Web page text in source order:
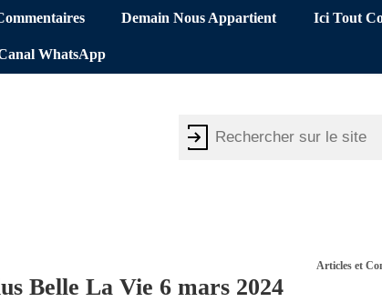
Demain Nous Appartient Ici Tout
WhatsApp
Belle La Vie 6 mars 2024
Articles et